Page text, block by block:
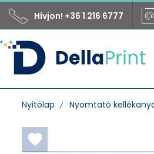
Hívjon! +36 1 216 6777
Nyitólap Nyomtató